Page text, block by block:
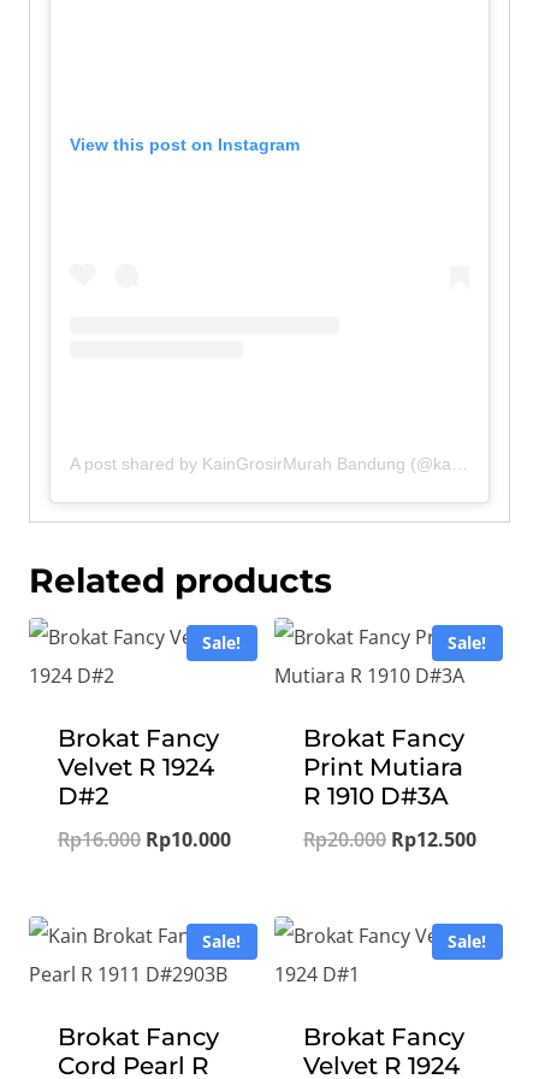
View this post on Instagram
A post shared by KainGrosirMurah Bandung (@kaingrosirmurah_bandung)
Related products
Sale!
Brokat Fancy
Velvet R 1924
D#2
Rp16.000 Original
Rp16.000.
Rp10.000Current
Rp10.000.
Sale!
Brokat Fancy
Print Mutiara
R 1910 D#3A
Rp20.000 Original
Rp20.000.
Rp12.500
Sale!
Brokat Fancy
Cord Pearl R
Sale!
Brokat Fancy
Velvet R 1924